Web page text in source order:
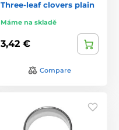
Three-leaf clovers plain
Máme na skladě
3,42 €
Compare